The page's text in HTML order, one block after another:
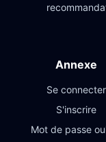
Annexe
Se connecter
S'inscrire
Mot de passe